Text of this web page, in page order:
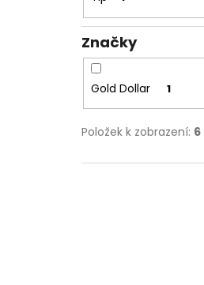
Značky
Gold Dollar 1
Položek k zobrazení: 6